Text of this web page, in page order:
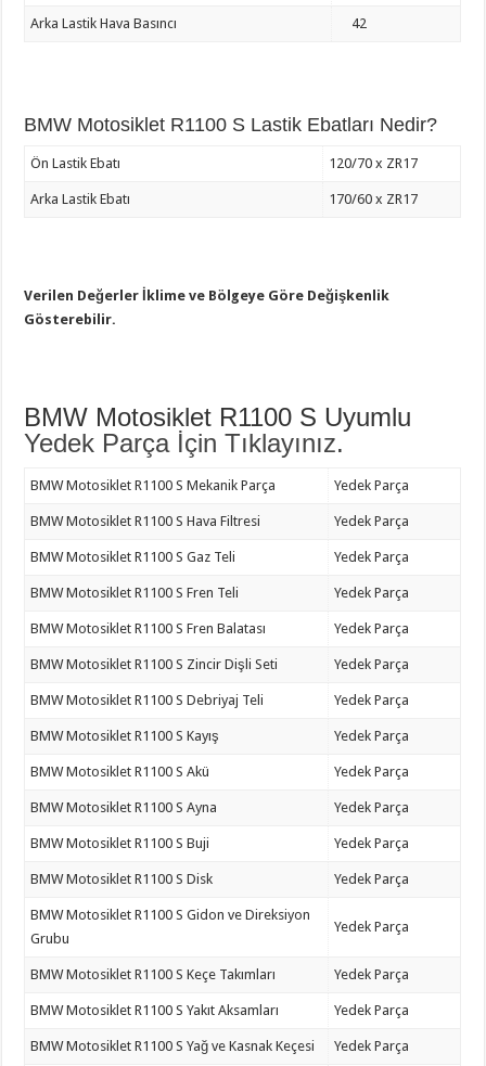
Arka Lastik Hava Basıncı 42
BMW Motosiklet R1100 S Lastik Ebatları Nedir?
Ön Lastik Ebatı 120/70 x ZR17
Arka Lastik Ebatı 170/60 x ZR17
Verilen Değerler İklime ve Bölgeye Göre Değişkenlik
Gösterebilir.
BMW Motosiklet R1100 S Uyumlu
Yedek Parça İçin Tıklayınız.
BMW Motosiklet R1100 S Mekanik Parça Yedek Parça
BMW Motosiklet R1100 S Hava Filtresi Yedek Parça
BMW Motosiklet R1100 S Gaz Teli Yedek Parça
BMW Motosiklet R1100 S Fren Teli Yedek Parça
BMW Motosiklet R1100 S Fren Balatası Yedek Parça
BMW Motosiklet R1100 S Zincir Dişli Seti Yedek Parça
BMW Motosiklet R1100 S Debriyaj Teli Yedek Parça
BMW Motosiklet R1100 S Kayış Yedek Parça
BMW Motosiklet R1100 S Akü Yedek Parça
BMW Motosiklet R1100 S Ayna Yedek Parça
BMW Motosiklet R1100 S Buji Yedek Parça
BMW Motosiklet R1100 S Disk Yedek Parça
BMW Motosiklet R1100 S Gidon ve Direksiyon
Grubu
Yedek Parça
BMW Motosiklet R1100 S Keçe Takımları Yedek Parça
BMW Motosiklet R1100 S Yakıt Aksamları Yedek Parça
BMW Motosiklet R1100 S Yağ ve Kasnak Keçesi Yedek Parça